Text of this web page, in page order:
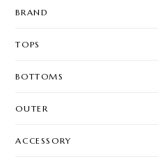
BRAND
TOPS
BOTTOMS
OUTER
ACCESSORY